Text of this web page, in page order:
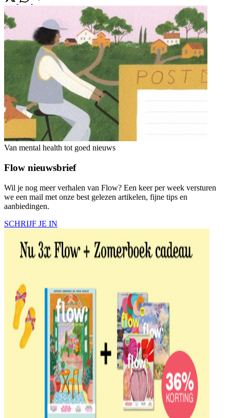
Van mental health tot goed nieuws
Flow nieuwsbrief
Wil je nog meer verhalen van Flow? Een keer per week versturen
we een mail met onze best gelezen artikelen, fijne tips en
aanbiedingen.
SCHRIJF JE IN